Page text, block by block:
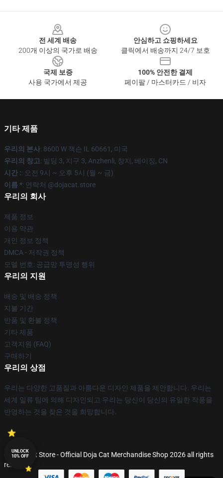
전 세계 배송
200개 이상의 국가로 배송
안심하고 쇼핑하세요
클릭에서 배송까지 24/7 보호
국제 보증
사용 국가에서 제공
100% 안전한 결제
페이팔 / 마스터카드 / 비자
기타 제품
우리의 본사: 8600 W 잭슨 IL 60661, 미국
우리의 창고: 빌딩 3, 지구 3, Anzhenli, 창지, 베이징, CN
시간 :: 오전 9시 ~ 오후 5시 (월 ~ 금)
이름 *: 연락처 @dojacat.store
우리의 회사
제품 정보
이용 약관
개인 정보 정책
DMCA - 저작권 정책
모델 번호: 공급망 투명성 행위
우리의 지원
배송 및 배송 정책
지불 기간
반품 및 환불 정책
기타 제품
고객지원 (FAQ)
구매하기
우리의 상점
우리는 다양한 고품질과 아름다운 디자인 제품을 제안합니다. 우리는
세계 일류 팀에 의해 디자인되고 우리는 당신이 당신의 유일한 작풍을
반영하는 것을 찾은 것을 희망합니다.
© Doja Cat Store - Official Doja Cat Merchandise Shop 2026 all rights
reserved
UNLOCK
10% OFF